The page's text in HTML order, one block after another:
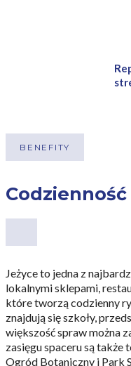
BENEFITY
Jeżyce to jedna z
lokalnymi sklepami,
które tworzą codzienny
znajdują się szkoły,
większość spraw można
zasięgu spaceru są także
Ogród Botaniczny i Park